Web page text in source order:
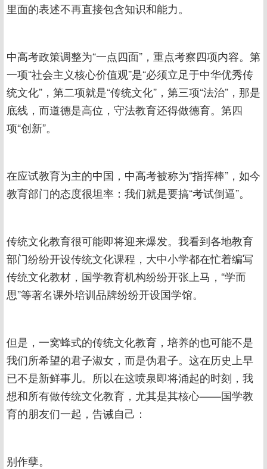
里面的表述不再直接包含知识和能力。
中高考政策调整为“一点四面”，重点考察四项内容。第
一项“社会主义核心价值观”是“必须立足于中华优秀传
统文化”，第二项就是“传统文化”，第三项“法治”，那是
底线，而道德是高位，守法教育还得做德育。第四
项“创新”。
在应试教育为主的中国，中高考被称为“指挥棒”，如今
教育部门的态度很坦率：我们就是要搞“考试倒逼”。
传统文化教育很可能即将迎来爆发。我看到各地教育
部门纷纷开设传统文化课程，大中小学都在忙着编写
传统文化教材，国学教育机构纷纷开张上马，“学而
思”等著名课外培训品牌纷纷开设国学馆。
但是，一窝蜂式的传统文化教育，培养的也可能不是
我们所希望的君子淑女，而是伪君子。这在历史上早
已不是新鲜事儿。所以在这喷泉即将涌起的时刻，我
想和所有做传统文化教育，尤其是其核心——国学教
育的朋友们一起，告诫自己：
别作孽。